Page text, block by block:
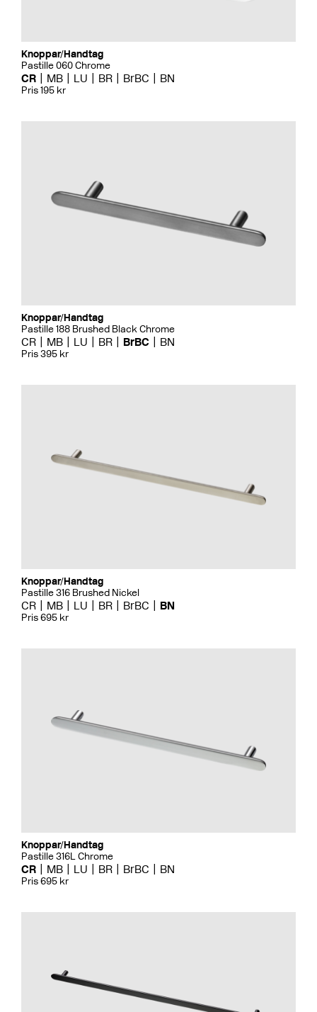
Knoppar/Handtag
Pastille 060 Chrome
CR MB LU BR BrBC BN
Pris 195 kr
Knoppar/Handtag
Pastille 188 Brushed Black Chrome
CR MB LU BR BrBC BN
Pris 395 kr
Knoppar/Handtag
Pastille 316 Brushed Nickel
CR MB LU BR BrBC BN
Pris 695 kr
Knoppar/Handtag
Pastille 316L Chrome
CR MB LU BR BrBC BN
Pris 695 kr